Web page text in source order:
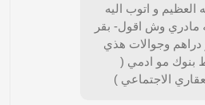
العظيم و اتوب اليه
مادري وش اقول- بقر
وجوالات هذي
بنوك مو ادمي (
الاجتماعي )